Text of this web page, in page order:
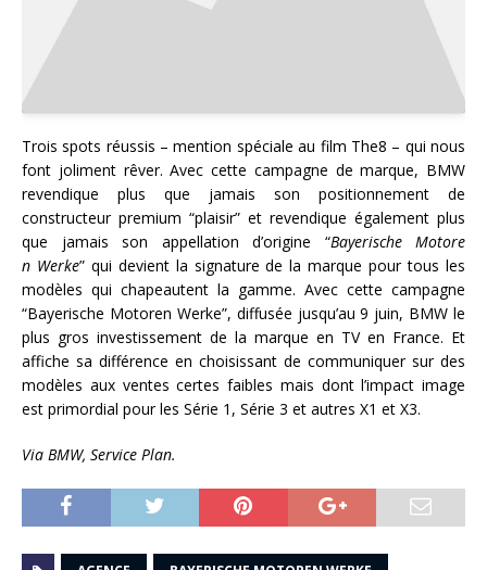
Trois spots réussis – mention spéciale au film The8 – qui nous
font joliment rêver. Avec cette campagne de marque, BMW
revendique plus que jamais son positionnement de
constructeur premium “plaisir” et revendique également plus
que jamais son appellation d’origine “Bayerische Motore
n Werke” qui devient la signature de la marque pour tous les
modèles qui chapeautent la gamme. Avec cette campagne
“Bayerische Motoren Werke”, diffusée jusqu’au 9 juin, BMW le
plus gros investissement de la marque en TV en France. Et
affiche sa différence en choisissant de communiquer sur des
modèles aux ventes certes faibles mais dont l’impact image
est primordial pour les Série 1, Série 3 et autres X1 et X3.
Via BMW, Service Plan.